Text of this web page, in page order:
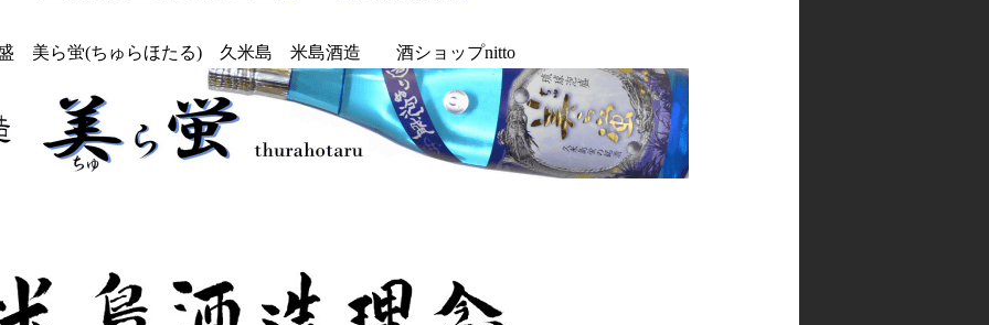
美ら蛍(ちゅらほたる) 久米島 米島酒造 酒ショップnitto